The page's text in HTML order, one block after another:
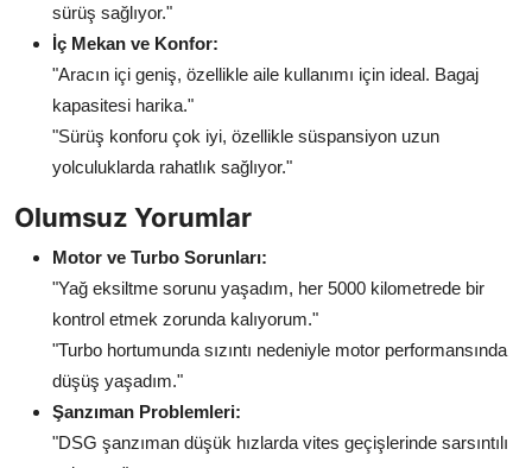
sürüş sağlıyor."
İç Mekan ve Konfor:
"Aracın içi geniş, özellikle aile kullanımı için ideal. Bagaj
kapasitesi harika."
"Sürüş konforu çok iyi, özellikle süspansiyon uzun
yolculuklarda rahatlık sağlıyor."
Olumsuz Yorumlar
Motor ve Turbo Sorunları:
"Yağ eksiltme sorunu yaşadım, her 5000 kilometrede bir
kontrol etmek zorunda kalıyorum."
"Turbo hortumunda sızıntı nedeniyle motor performansında
düşüş yaşadım."
Şanzıman Problemleri:
"DSG şanzıman düşük hızlarda vites geçişlerinde sarsıntılı